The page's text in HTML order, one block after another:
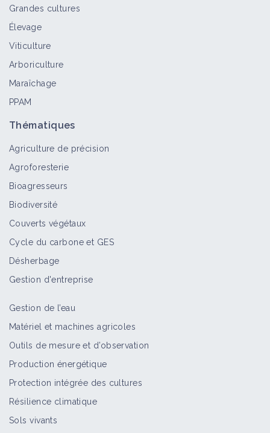
Grandes cultures
Élevage
Viticulture
Arboriculture
Maraîchage
PPAM
Thématiques
Agriculture de précision
Agroforesterie
Bioagresseurs
Biodiversité
Couverts végétaux
Cycle du carbone et GES
Désherbage
Gestion d'entreprise
Gestion de l’eau
Matériel et machines agricoles
Outils de mesure et d’observation
Production énergétique
Protection intégrée des cultures
Résilience climatique
Sols vivants